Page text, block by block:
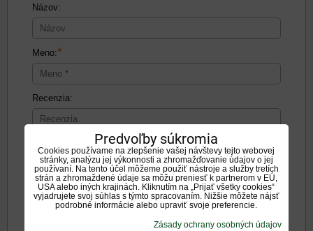
Názov:
Meno:*
Recenzia:
Pozitíva:
Predvoľby súkromia
Cookies používame na zlepšenie vašej návštevy tejto webovej
stránky, analýzu jej výkonnosti a zhromažďovanie údajov o jej
používaní. Na tento účel môžeme použiť nástroje a služby tretích
strán a zhromaždené údaje sa môžu preniesť k partnerom v EÚ,
USA alebo iných krajinách. Kliknutím na „Prijať všetky cookies“
vyjadrujete svoj súhlas s týmto spracovaním. Nižšie môžete nájsť
podrobné informácie alebo upraviť svoje preferencie.
Zásady ochrany osobných údajov